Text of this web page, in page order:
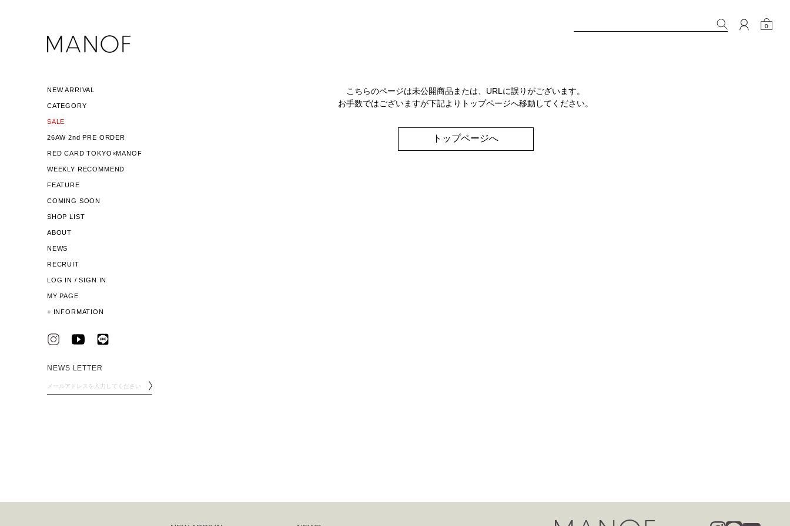
NEW ARRIVAL
CATEGORY
SALE
26AW 2nd PRE ORDER
RED CARD TOKYO×MANOF
WEEKLY RECOMMEND
FEATURE
COMING SOON
SHOP LIST
ABOUT
NEWS
RECRUIT
LOG IN / SIGN IN
MY PAGE
+ INFORMATION
NEWS LETTER
0
こちらのページは未公開商品または、URLに誤りがございます。
お手数ではございますが下記よりトップページへ移動してください。
トップページへ